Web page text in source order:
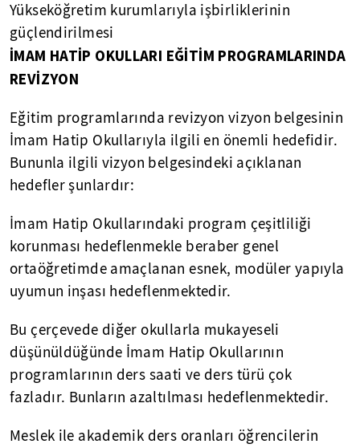
Yükseköğretim kurumlarıyla işbirliklerinin
güçlendirilmesi
İMAM HATİP OKULLARI EĞİTİM PROGRAMLARINDA
REVİZYON
Eğitim programlarında revizyon vizyon belgesinin
İmam Hatip Okullarıyla ilgili en önemli hedefidir.
Bununla ilgili vizyon belgesindeki açıklanan
hedefler şunlardır:
İmam Hatip Okullarındaki program çeşitliliği
korunması hedeflenmekle beraber genel
ortaöğretimde amaçlanan esnek, modüler yapıyla
uyumun inşası hedeflenmektedir.
Bu çerçevede diğer okullarla mukayeseli
düşünüldüğünde İmam Hatip Okullarının
programlarının ders saati ve ders türü çok
fazladır. Bunların azaltılması hedeflenmektedir.
Meslek ile akademik ders oranları öğrencilerin